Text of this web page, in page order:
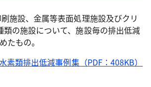
施設、金属等表面処理施設及びクリ
類の施設について、施設毎の排出低減
たもの。
素類排出低減事例集（PDF：408KB）